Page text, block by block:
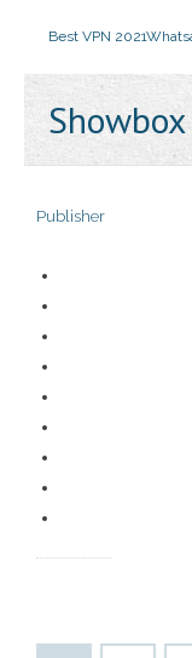
Best VPN 2021
Publisher